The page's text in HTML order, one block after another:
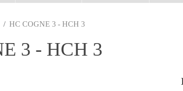
HC COGNE 3 - HCH 3
3 - HCH 3